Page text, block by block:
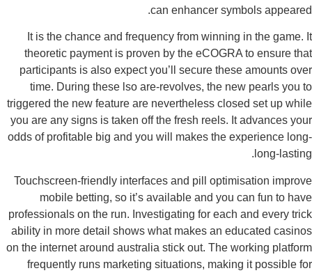
can enhancer symbols
It is the chance and frequency from winning in the game.
theoretic payment is proven by the eCOGRA to ensure
participants is also expect you’ll secure these amounts
time. During these lso are-revolves, the new pearls you
triggered the new feature are nevertheless closed set up
you are any signs is taken off the fresh reels. It advances
odds of profitable big and you will makes the experience
long-
Touchscreen-friendly interfaces and pill optimisation
mobile betting, so it’s available and you can fun to
professionals on the run. Investigating for each and every
ability in more detail shows what makes an educated
on the internet around australia stick out. The working
frequently runs marketing situations, making it possible